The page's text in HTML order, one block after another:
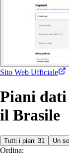
Sito Web Ufficiale
Piani
il Brasile
Tutti i piani 31 Un
Ordina: